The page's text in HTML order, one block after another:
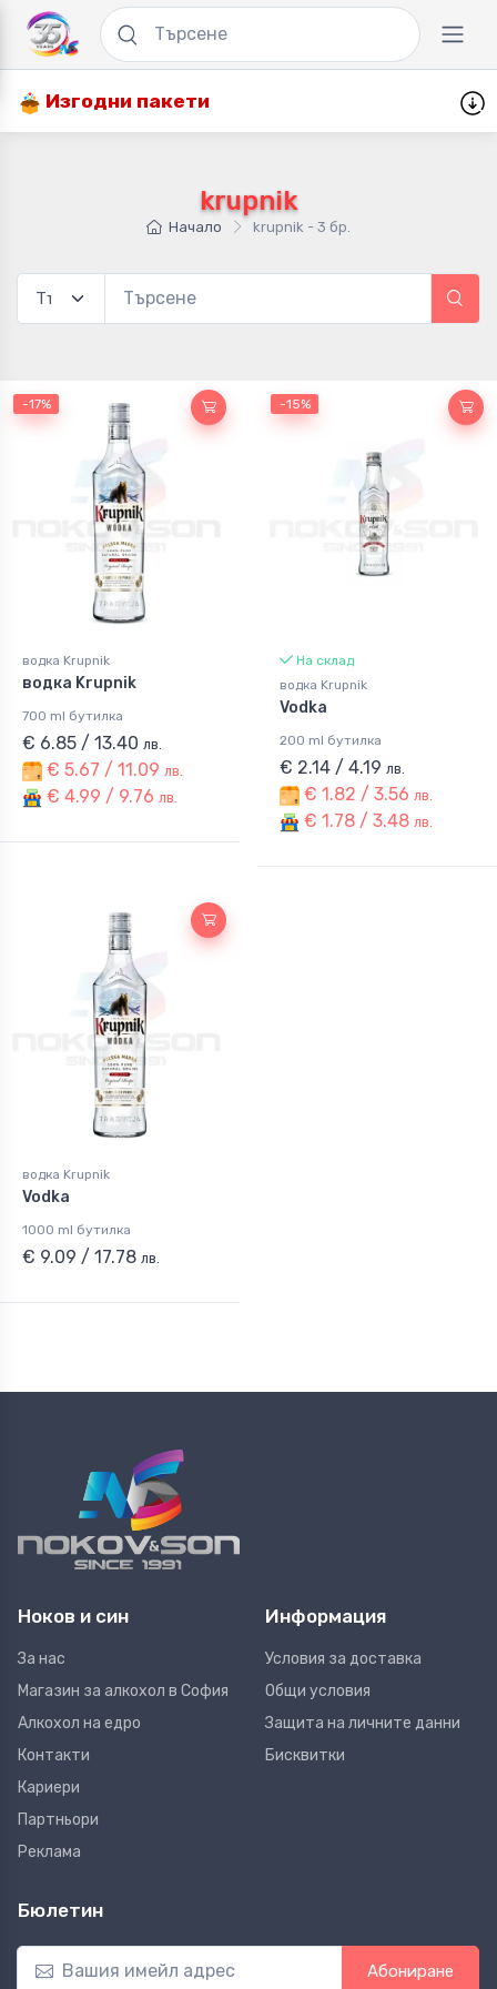
Изгодни пакети
krupnik
Начало krupnik - 3 бр.
-17%
водка Krupnik
водка Krupnik
700 ml бутилка
€ 6.85 / 13.40 лв.
€ 5.67 / 11.09 лв.
€ 4.99 / 9.76 лв.
-15%
На склад
водка Krupnik
Vodka
200 ml бутилка
€ 2.14 / 4.19 лв.
€ 1.82 / 3.56 лв.
€ 1.78 / 3.48 лв.
водка Krupnik
Vodka
1000 ml бутилка
€ 9.09 / 17.78 лв.
Ноков и син
За нас
Магазин за алкохол в София
Алкохол на едро
Контакти
Кариери
Партньори
Реклама
Информация
Условия за доставка
Общи условия
Защита на личните данни
Бисквитки
Бюлетин
Абониране